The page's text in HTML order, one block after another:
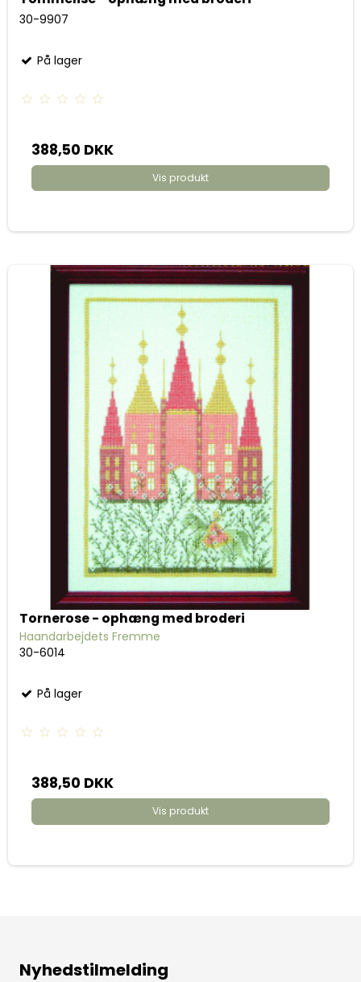
30-9907
På lager
388,50 DKK
Vis produkt
Tornerose - ophæng med broderi
Haandarbejdets Fremme
30-6014
På lager
388,50 DKK
Vis produkt
Nyhedstilmelding